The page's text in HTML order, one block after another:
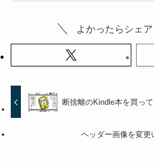
よかったらシェア
断捨離のKindle本を買って
ヘッダー画像を変更